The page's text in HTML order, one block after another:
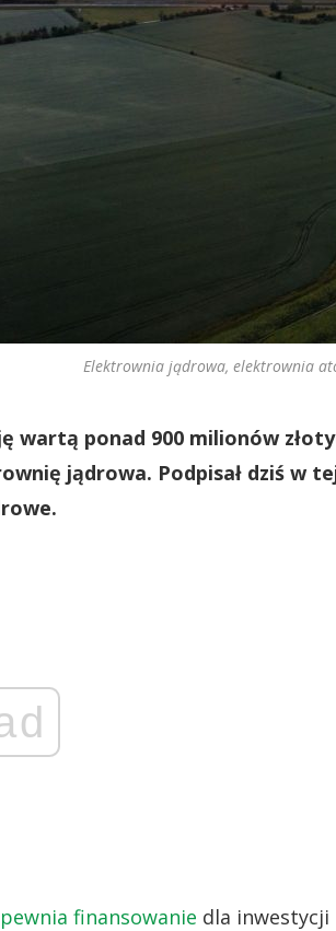
Elektrownia jądrowa, elektrownia
wartą ponad 900 milionów
jądrowa. Podpisał dziś w
finansowanie dla inwestycji